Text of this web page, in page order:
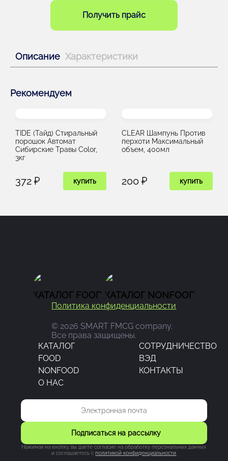
Получить прайс
Описание Характеристики
Рекомендуем
TIDE (Тайд) Стиральный
порошок Автомат
Сибирские Травы Color,
3кг
372 ₽ купить
CLEAR Шампунь Против
перхоти Максимальный
объем, 400мл
200 ₽ купить
КАТАЛОГ FOOD КАТАЛОГ NONFOOD
Политика конфиденциальности
© 2026 SMART FMCG company.
Все права защищены.
КАТАЛОГ
CОТРУДНИЧЕСТВО
FOOD
ВЭД
NONFOOD
КОНТАКТЫ
О НАС
Подписаться на рассылку
Нажимая на кнопку, вы даете согласие на обработку персональных данных
и соглашаетесь cполитикой конфиденциальности